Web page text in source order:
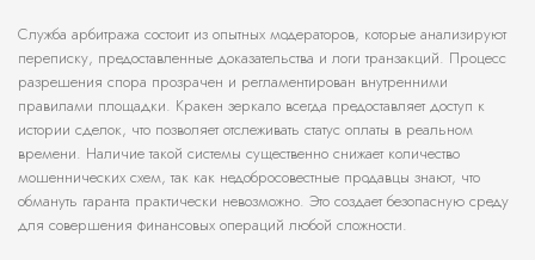
Служба арбитража состоит из опытных модераторов, которые анализируют
переписку, предоставленные доказательства и логи транзакций. Процесс
разрешения спора прозрачен и регламентирован внутренними
правилами площадки. Кракен зеркало всегда предоставляет доступ к
истории сделок, что позволяет отслеживать статус оплаты в реальном
времени. Наличие такой системы существенно снижает количество
мошеннических схем, так как недобросовестные продавцы знают, что
обмануть гаранта практически невозможно. Это создает безопасную среду
для совершения финансовых операций любой сложности.